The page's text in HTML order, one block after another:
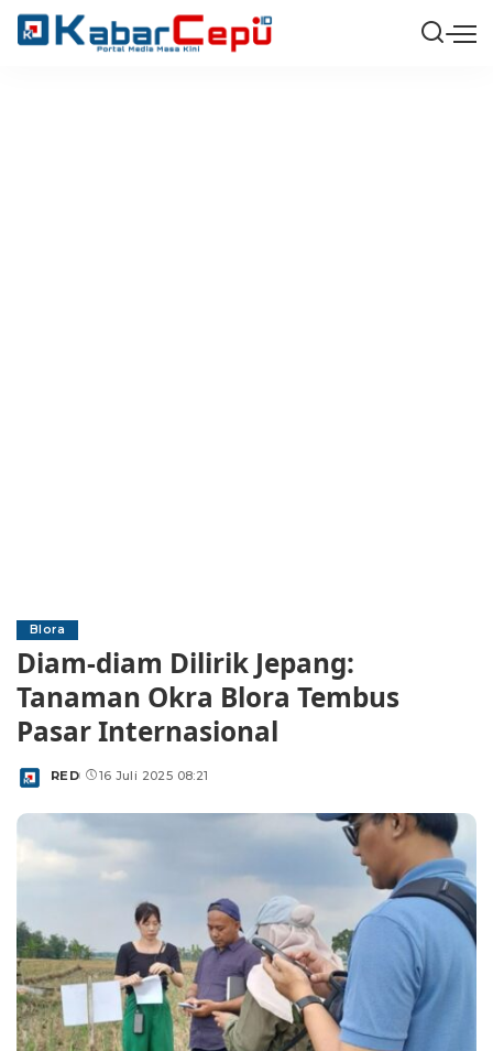
Blora
Diam-diam Dilirik Jepang:
Tanaman Okra Blora Tembus
Pasar Internasional
Posted
RED 16 Juli 2025 08:21